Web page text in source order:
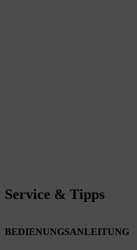
Service & Tipps
BEDIENUNGSANLEITUNG